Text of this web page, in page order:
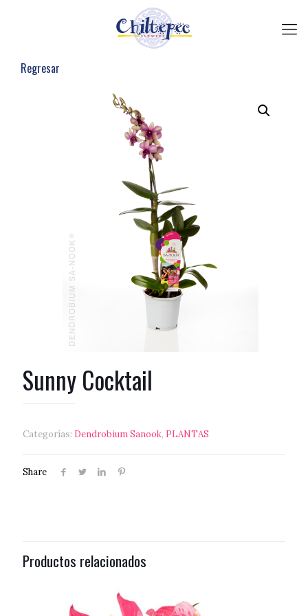
Regresar
Sunny Cocktail
Categorías: Dendrobium Sanook, PLANTAS
Share
Productos relacionados